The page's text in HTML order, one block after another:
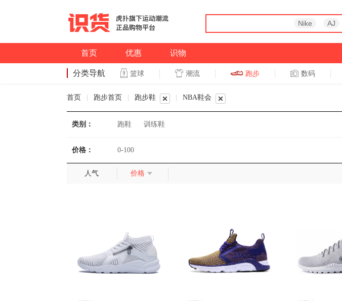
Nike AJ
首页 优惠 识物
分类导航 篮球 潮流 跑步 数码
首页 跑步首页 跑步鞋 NBA鞋会
类别： 跑鞋 训练鞋
价格： 0-100
人气 价格